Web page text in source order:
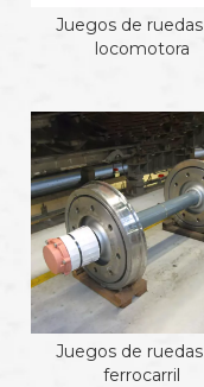
Juegos de
locomotora
Juegos de
ferrocarril